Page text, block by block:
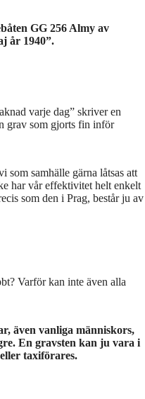
GG 256 Almy av
år 1940”.
varje dag” skriver en
grav som gjorts fin inför
samhälle gärna låtsas att
har vår effektivitet helt enkelt
som den i Prag, består ju av
Varför kan inte även alla
även vanliga människors,
En gravsten kan ju vara i
taxiförares.